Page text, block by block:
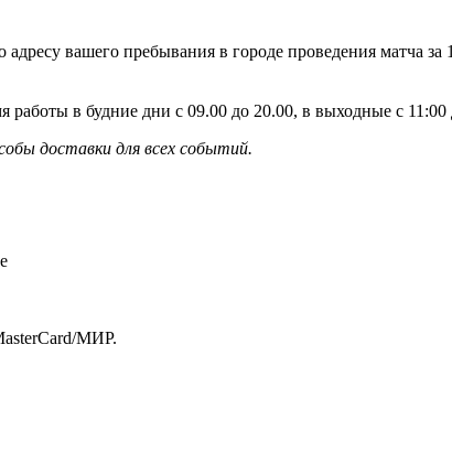
вашего пребывания в городе проведения матча
работы в будние дни с 09.00 до 20.00, в выходные с
доставки для всех событий.
МИР.